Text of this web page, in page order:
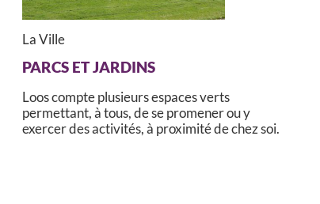
La Ville
PARCS ET JARDINS
Loos compte plusieurs espaces verts
permettant, à tous, de se promener ou y
exercer des activités, à proximité de chez soi.